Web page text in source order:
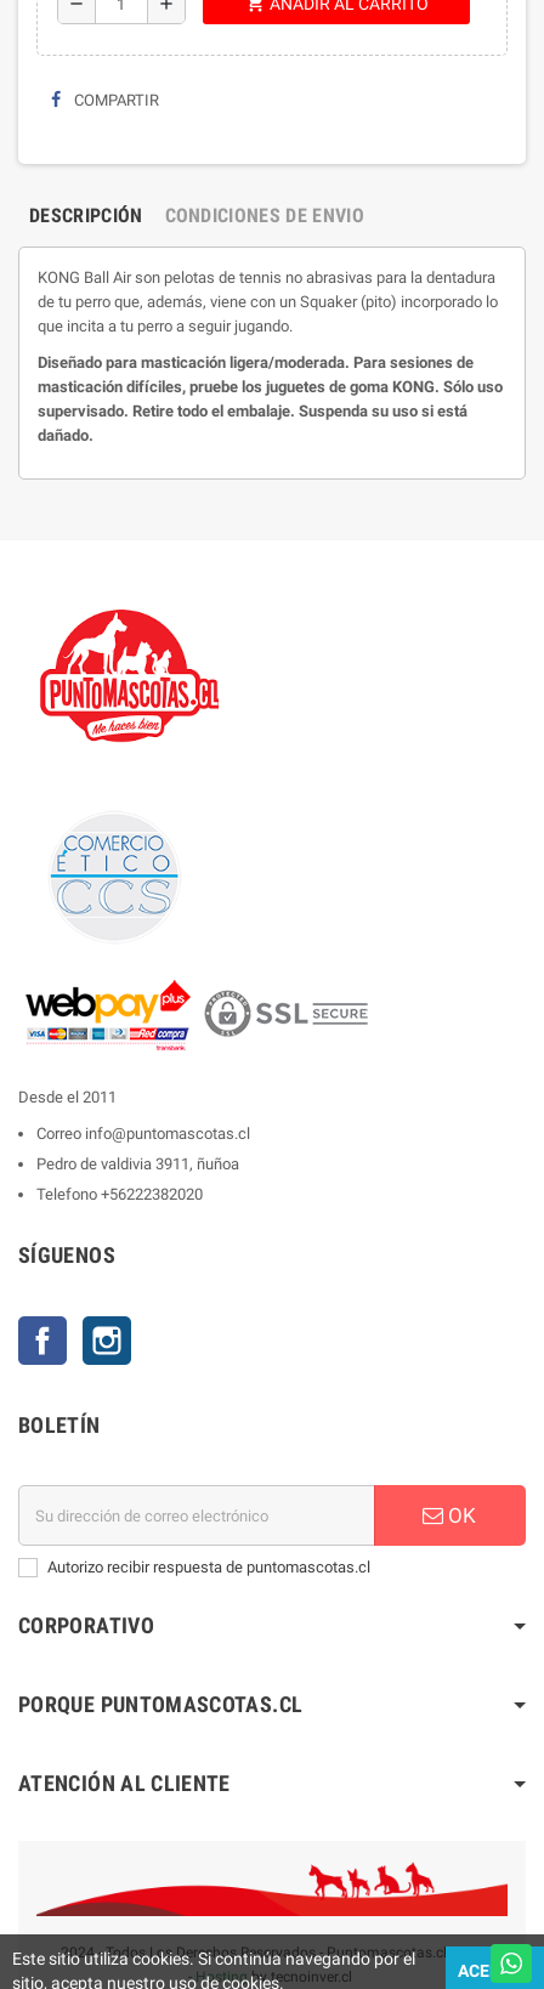
COMPARTIR
DESCRIPCIÓN CONDICIONES DE ENVIO
KONG Ball Air son pelotas de tennis no abrasivas para la dentadura
de tu perro que, además, viene con un Squaker (pito) incorporado lo
que incita a tu perro a seguir jugando.
Diseñado para masticación ligera/moderada. Para sesiones de
masticación difíciles, pruebe los juguetes de goma KONG. Sólo uso
supervisado. Retire todo el embalaje. Suspenda su uso si está
dañado.
Desde el 2011
Correo info@puntomascotas.cl
Pedro de valdivia 3911, ñuñoa
Telefono +56222382020
SÍGUENOS
Facebook
BOLETÍN
OK
Autorizo recibir respuesta de puntomascotas.cl
CORPORATIVO
PORQUE PUNTOMASCOTAS.CL
ATENCIÓN AL CLIENTE
2024 - Todos Los Derechos Reservados - Puntomascotas.cl V2.0
-Hosting by tecnoinver.cl
Este sitio utiliza cookies. Si continúa navegando por el
sitio, acepta nuestro uso de cookies.
ACEPTAR